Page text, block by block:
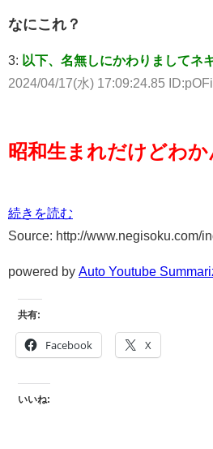
なにこれ？
3: 以下、名無しにかわりましてネ
2024/04/17(水) 17:09:24.85
昭和生まれだけどわか
続きを読む
Source: http://www.negisoku.com/
powered by Auto Youtube
共有:
Facebook X
いいね: